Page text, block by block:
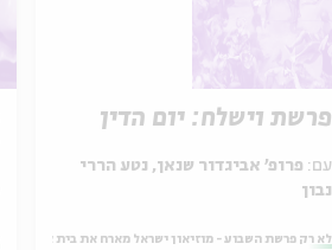
פרשת וישלח: יום הדין
עם: פרופ' אביגדור שנאן, נטע הררי
נבון
מתוך:
לא רק פרשת השבוע - מוזיאון ישראל מארח את בית אבי חי